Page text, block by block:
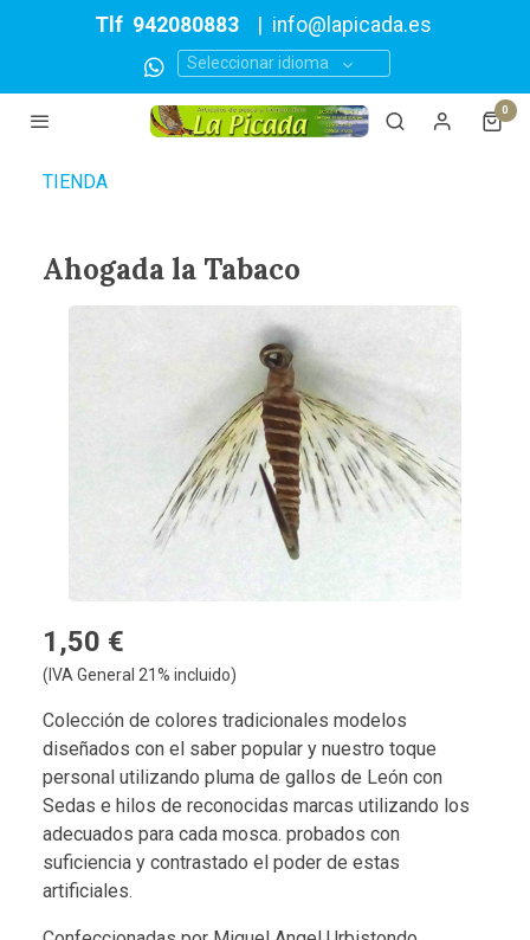
Tlf 942080883 info@lapicada.es
Seleccionar idioma
0
TIENDA
Ahogada la Tabaco
1,50 €
(IVA General 21% incluido)
Colección de colores tradicionales modelos
diseñados con el saber popular y nuestro toque
personal utilizando pluma de gallos de León con
Sedas e hilos de reconocidas marcas utilizando los
adecuados para cada mosca. probados con
suficiencia y contrastado el poder de estas
artificiales.